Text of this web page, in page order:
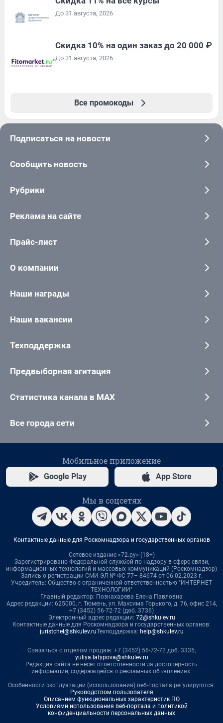
До 31 августа, 2026
Скидка 10% на один заказ до 20 000 ₽
До 31 августа, 2026
Все промокоды
Подписаться на новости
Сообщить новость
Рубрики
Реклама на сайте
Прайс-лист
О компании
Наши награды
Наши вакансии
Техподдержка
Предвыборная агитация
Статистика канала в MAX
Все города сети
Мобильное приложение
Google Play App Store
Мы в соцсетях
Контактные данные для Роскомнадзора и государственных органов
Сетевое издание «72.ру» (18+)
Зарегистрировано Федеральной службой по надзору в сфере связи,
информационных технологий и массовых коммуникаций (Роскомнадзор)
Запись о регистрации СМИ ЭЛ № ФС 77– 84674 от 06.02.2023 г.
Учредитель: Общество с ограниченной ответственностью "ИНТЕРНЕТ
ТЕХНОЛОГИИ"
Главный редактор: Познахарева Елена Павловна
Адрес редакции: 625000, г. Тюмень, ул. Максима Горького, д. 76, офис 214,
+7 (3452) 56-72-72 (доб. 3736)
Электронный адрес редакции: 72@shkulev.ru
Контактные данные для Роскомнадзора и государственных органов:
juristchel@shkulev.ruТехподдержка: help@shkulev.ru
Связаться с отделом продаж: +7 (3452) 56-72-72 доб. 3335,
yuliya.latypova@shkulev.ru
Редакция сайта не несет ответственности за достоверность
информации, содержащейся в рекламных объявлениях.
Особенности эксплуатации (использования) веб-портала регулируются:
Руководством пользователя
Описанием функциональных характеристик ПО
Условиями использования веб-портала и политикой
конфиденциальности персональных данных